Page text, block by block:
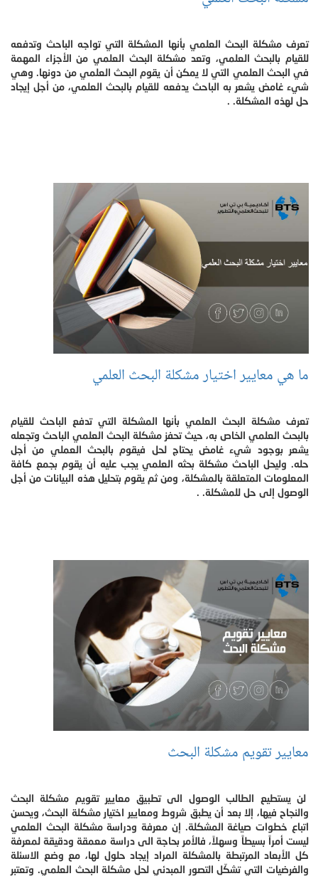
تعرف مشكلة البحث العلمي بأنها المشكلة التي تواجه الباحث وتدفعه
للقيام بالبحث العلمي، وتعد مشكلة البحث العلمي من الأجزاء المهمة
في البحث العلمي التي لا يمكن أن يقوم البحث العلمي من دونها. وهي
شيء غامض يشعر به الباحث يدفعه للقيام بالبحث العلمي، من أجل إيجاد
حل لهذه المشكلة. .
ما هي معايير اختيار مشكلة البحث العلمي
تعرف مشكلة البحث العلمي بأنها المشكلة التي تدفع الباحث للقيام
بالبحث العلمي الخاص به، حيث تحفز مشكلة البحث العلمي الباحث وتجعله
يشعر بوجود شيء غامض يحتاج لحل فيقوم بالبحث العملي من أجل
حله. وليحل الباحث مشكلة بحثه العلمي يجب عليه أن يقوم بجمع كافة
المعلومات المتعلقة بالمشكلة، ومن ثم يقوم بتحليل هذه البيانات من أجل
الوصول إلى حل للمشكلة. .
معايير تقويم مشكلة البحث
لن يستطيع الطالب الوصول الى تطبيق معايير تقويم مشكلة البحث
والنجاح فيها، إلا بعد أن يطبق شروط ومعايير اختيار مشكلة البحث، ويحسن
اتباع خطوات صياغة المشكلة. إن معرفة ودراسة مشكلة البحث العلمي
ليست أمراً بسيطاً وسهلاً، فالأمر بحاجة الى دراسة معمقة ودقيقة لمعرفة
كل الأبعاد المرتبطة بالمشكلة المراد إيجاد حلول لها، مع وضع الاسئلة
والفرضيات التي تشكّل التصور المبدئي لحل مشكلة البحث العلمي. وتعتبر